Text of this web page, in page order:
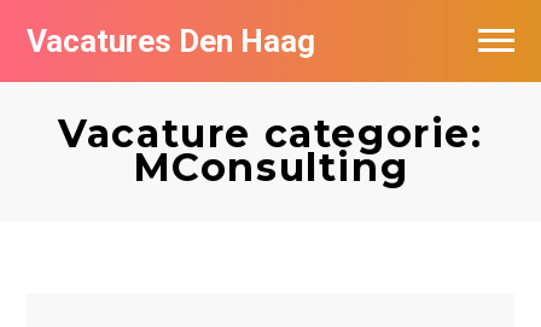
Vacatures Den Haag
Vacature categorie:
MConsulting
Vacatures per bedrijf in Den Haag
Populair